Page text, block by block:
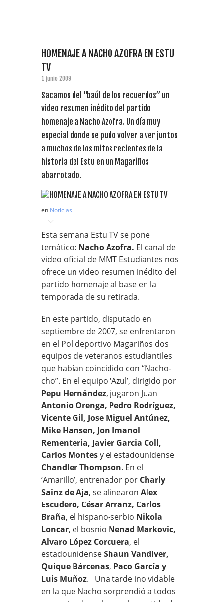
HOMENAJE A NACHO AZOFRA EN ESTU
TV
1 junio 2009
Sacamos del “baúl de los recuerdos” un
video resumen inédito del partido
homenaje a Nacho Azofra. Un día muy
especial donde se pudo volver a ver juntos
a muchos de los mitos recientes de la
historia del Estu en un Magariños
abarrotado.
en Noticias
Esta semana Estu TV se pone
temático: Nacho Azofra. El canal de
video oficial de MMT Estudiantes nos
ofrece un video resumen inédito del
partido homenaje al base en la
temporada de su retirada.
En este partido, disputado en
septiembre de 2007, se enfrentaron
en el Polideportivo Magariños dos
equipos de veteranos estudiantiles
que habían coincidido con “Nacho-
cho”. En el equipo ‘Azul’, dirigido por
Pepu Hernández, jugaron Juan
Antonio Orenga, Pedro Rodríguez,
Vicente Gil, Jose Miguel Antúnez,
Mike Hansen, Jon Imanol
Rementeria, Javier Garcia Coll,
Carlos Montesy el estadounidense
Chandler Thompson. En el
‘Amarillo’, entrenador por Charly
Sainz de Aja, se alinearon Alex
Escudero, César Arranz, Carlos
Braña, el hispano-serbio Nikola
Loncar, el bosnio Nenad Markovic,
Alvaro López Corcuera, el
estadounidenseShaun Vandiver,
Quique Bárcenas, Paco García y
Luis Muñoz. Una tarde inolvidable
en la que Nacho sorprendió a todos